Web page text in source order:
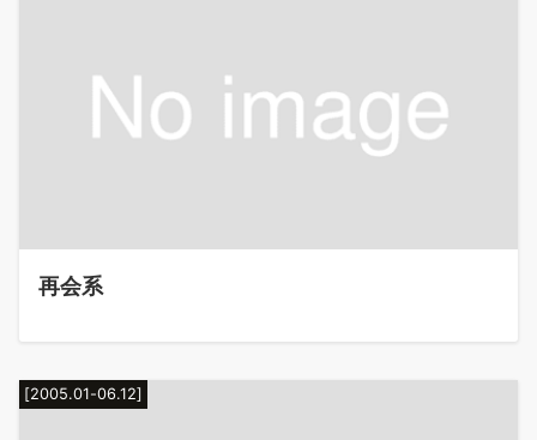
再会系
[2005.01-06.12]